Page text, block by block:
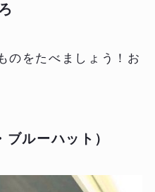
のをたべましょう！お
ルーハット）